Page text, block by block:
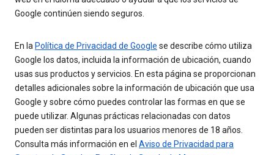
Google continúen siendo seguros.
En la Política de Privacidad de Google se describe cómo utiliza
Google los datos, incluida la información de ubicación, cuando
usas sus productos y servicios. En esta página se proporcionan
detalles adicionales sobre la información de ubicación que usa
Google y sobre cómo puedes controlar las formas en que se
puede utilizar. Algunas prácticas relacionadas con datos
pueden ser distintas para los usuarios menores de 18 años.
Consulta más información en el Aviso de Privacidad para